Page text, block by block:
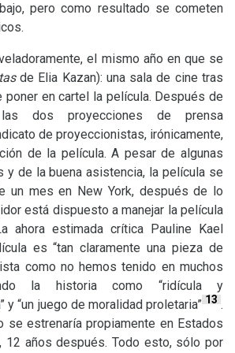
pero como resultado se cometen
el mismo año en que se
de Elia Kazan): una sala de cine tras
en cartel la película. Después de
dos proyecciones de prensa
de proyeccionistas, irónicamente,
de la película. A pesar de algunas
y de la buena asistencia, la película se
un mes en New York, después de lo
está dispuesto a manejar la película
ahora estimada crítica Pauline Kael
es “tan claramente una pieza de
como no hemos tenido en muchos
la historia como “ridícula y
y “un juego de moralidad proletaria” 13 .
se estrenaría propiamente en Estados
12 años después. Todo esto, sólo por